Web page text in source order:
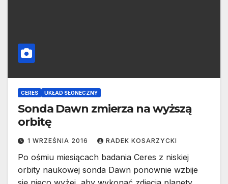
CERES UKŁAD SŁONECZNY
Sonda Dawn zmierza na wyższą
orbitę
1 WRZEŚNIA 2016 RADEK KOSARZYCKI
Po ośmiu miesiącach badania Ceres z niskiej
orbity naukowej sonda Dawn ponownie wzbije